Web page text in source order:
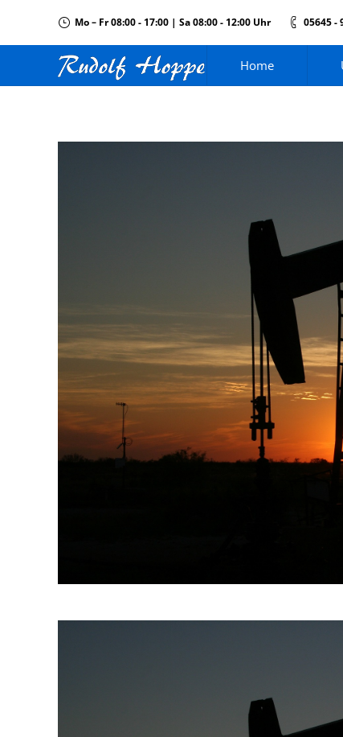
Mo – Fr 08:00 - 17:00 | Sa 08:00 - 12:00 Uhr 05645 -
Home